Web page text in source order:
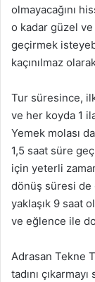
olmayacağını
o kadar güzel
geçirmek
kaçınılmaz
Tur süresince,
ve her koyda 1
Yemek molası
1,5 saat süre
için yeterli
dönüş süresi
yaklaşık 9 saat
ve eğlence ile
Adrasan Tekne
tadını